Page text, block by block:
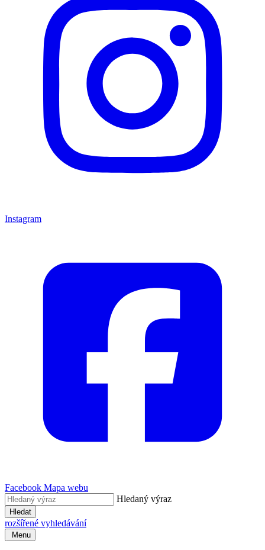
Instagram
Facebook Mapa webu
Hledaný výraz
Hledat
rozšířené vyhledávání
Menu